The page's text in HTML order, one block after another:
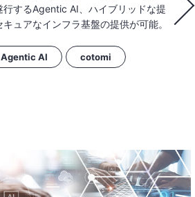
行するAgentic AI、ハイブリッドな提
ュアなインフラ基盤の提供が可能。
Agentic AI cotomi